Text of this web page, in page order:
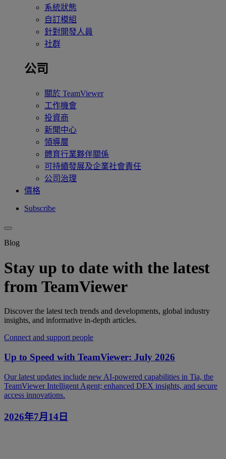
系統狀態
自訂模組
針對開發人員
社群
公司
關於 TeamViewer
工作機會
投資商
新聞中心
領導層
體育行業夥伴關係
可持續發展及企業社會責任
公司治理
價格
Subscribe
Blog
Stay up to date with the latest
from TeamViewer
Discover the latest tech trends and developments, global industry
insights, and informative in-depth articles.
Connect and support people
Up to Speed with TeamViewer: July 2026
Our latest updates include new AI-powered capabilities in Tia, the
TeamViewer Intelligent Agent; enhanced DEX insights, and secure
access innovations.
2026年7月14日